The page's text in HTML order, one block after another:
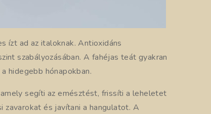
ízt ad az italoknak. Antioxidáns
szabályozásában. A fahéjas teát gyakran
hidegebb hónapokban.
segíti az emésztést, frissíti a leheletet
és javítani a hangulatot. A